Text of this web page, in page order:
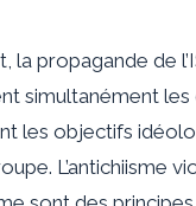
la propagande de
simultanément les
les objectifs
L’antichiisme